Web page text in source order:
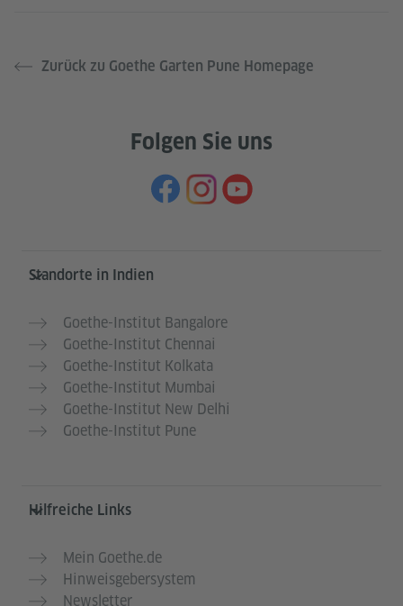
Zurück zu Goethe Garten Pune Homepage
Folgen Sie uns
Service- und Informationsbereich
Standorte in Indien
Goethe-Institut Bangalore
Goethe-Institut Chennai
Goethe-Institut Kolkata
Goethe-Institut Mumbai
Goethe-Institut New Delhi
Goethe-Institut Pune
Hilfreiche Links
Mein Goethe.de
Hinweisgebersystem
Newsletter